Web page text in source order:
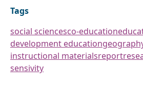
Tags
social sciencesco-education
development education
instructional materialsreport
sensivity